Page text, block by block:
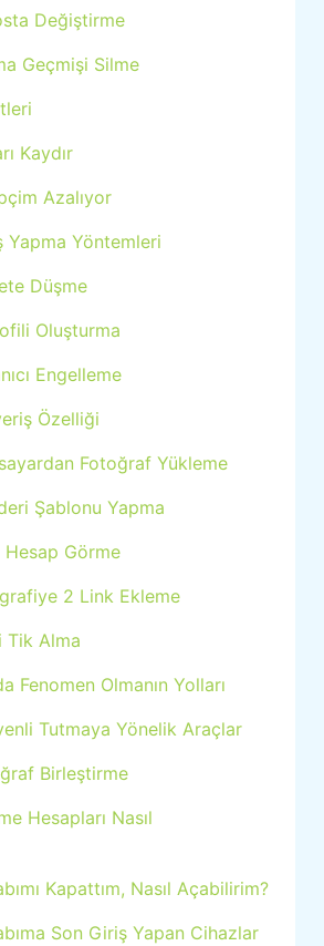
Değiştirme
Geçmişi Silme
Kaydır
Azalıyor
Yapma Yöntemleri
Düşme
Oluşturma
Engelleme
Özelliği
Fotoğraf Yükleme
Şablonu Yapma
Görme
2 Link Ekleme
Tik Alma
Fenomen Olmanın Yolları
Tutmaya Yönelik Araçlar
Birleştirme
Hesapları Nasıl
Kapattım, Nasıl Açabilirim?
Son Giriş Yapan Cihazlar